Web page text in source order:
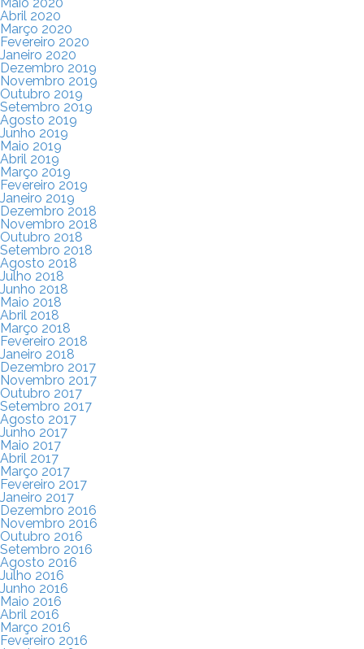
Maio 2020
Abril 2020
Março 2020
Fevereiro 2020
Janeiro 2020
Dezembro 2019
Novembro 2019
Outubro 2019
Setembro 2019
Agosto 2019
Junho 2019
Maio 2019
Abril 2019
Março 2019
Fevereiro 2019
Janeiro 2019
Dezembro 2018
Novembro 2018
Outubro 2018
Setembro 2018
Agosto 2018
Julho 2018
Junho 2018
Maio 2018
Abril 2018
Março 2018
Fevereiro 2018
Janeiro 2018
Dezembro 2017
Novembro 2017
Outubro 2017
Setembro 2017
Agosto 2017
Junho 2017
Maio 2017
Abril 2017
Março 2017
Fevereiro 2017
Janeiro 2017
Dezembro 2016
Novembro 2016
Outubro 2016
Setembro 2016
Agosto 2016
Julho 2016
Junho 2016
Maio 2016
Abril 2016
Março 2016
Fevereiro 2016